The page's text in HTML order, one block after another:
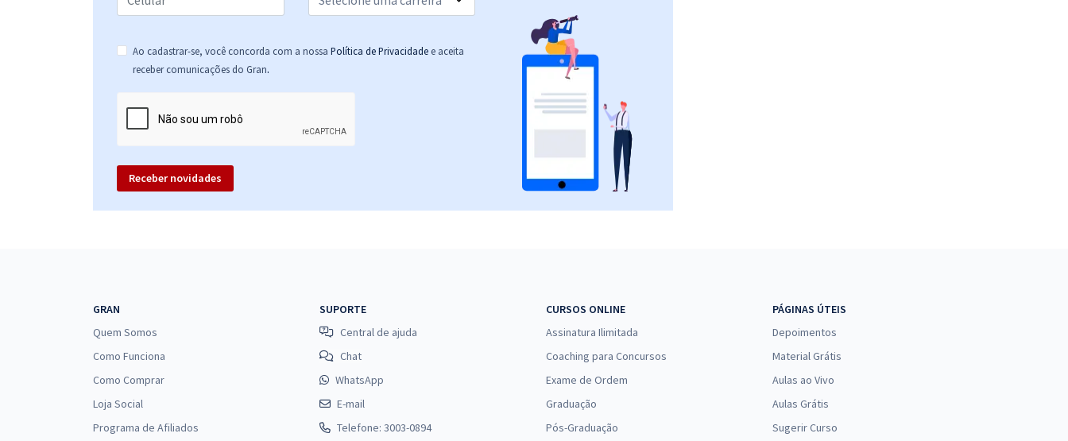
Ao cadastrar-se, você concorda com a nossa Política de Privacidade e aceita
receber comunicações do Gran.
Receber novidades
GRAN
Quem Somos
Como Funciona
Como Comprar
Loja Social
Programa de Afiliados
SUPORTE
Central de ajuda
Chat
WhatsApp
E-mail
Telefone: 3003-0894
CURSOS ONLINE
Assinatura Ilimitada
Coaching para Concursos
Exame de Ordem
Graduação
Pós-Graduação
PÁGINAS ÚTEIS
Depoimentos
Material Grátis
Aulas ao Vivo
Aulas Grátis
Sugerir Curso